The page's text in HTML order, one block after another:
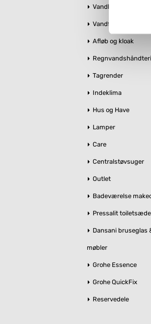
Hvis
ændre i
Du kan
Vandbehandling
Vandforsyning
Afløb og kloak
Tagrender
Indeklima
Hus og Have
Lamper
Care
Centralstøvsuger
Outlet
Badeværelse
Pressalit
Dansani bruseglas
møbler
Grohe Essence
Grohe QuickFix
Reservedele